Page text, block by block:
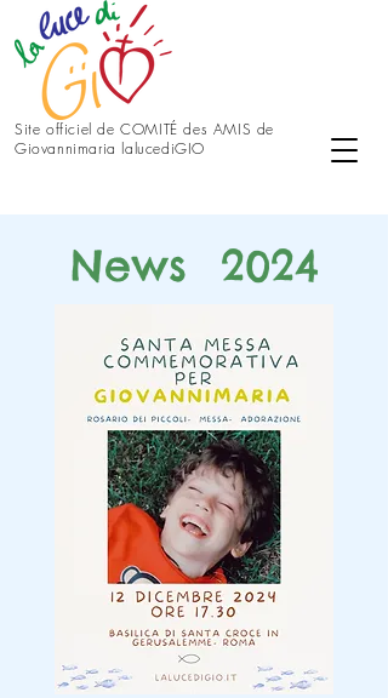
Site officiel de COMITÉ des AMIS de
Giovannimaria lalucediGIO
News 2024